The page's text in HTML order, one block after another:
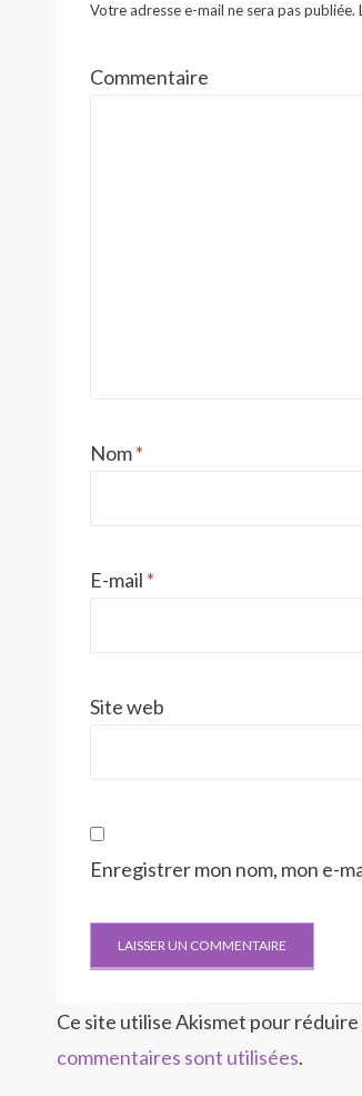
Votre adresse e-mail ne sera pas publiée.
Commentaire
Nom*
E-mail *
Site web
Enregistrer mon nom, mon e-
Ce site utilise Akismet pour réduire
commentaires sont utilisées.